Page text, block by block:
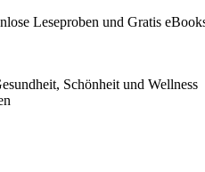
Leseproben und Gratis
Schönheit und Wellness